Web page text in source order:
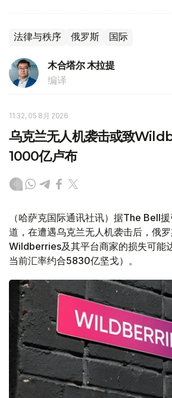
法律与秩序 俄罗斯 国际
木合塔尔 木拉提
编译
11:32, 05 8月 2026
乌克兰无人机袭击或致
1000亿卢布
（哈萨克国际通讯社讯）据The Bell
道，在遭遇乌克兰无人机袭击后，俄
Wildberries及其平台商家的损失可能
当前汇率约合5830亿坚戈）。